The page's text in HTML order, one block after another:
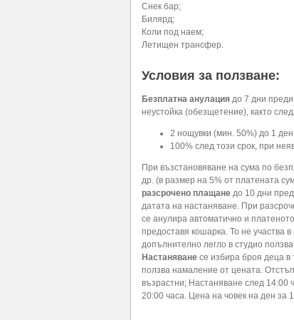
Снек бар;
Билярд;
Коли под наем;
Летищен трансфер.
Условия за ползване:
Безплатна анулация до 7 дни
неустойка (обезщетение), както
2 нощувки (мин. 50%) до 1
100% след този срок, при
При възстановяване на сума по
др. (в размер на 5% от платената
разсрочено плащане до 10 дни
датата на настаняване. При
се анулира автоматично и
предоставя кошарка. То не участва
допълнително легло в студио
Настаняване се избира броя деца в
ползва намаление от цената.
възрастни; Настаняване след 14:00
20:00 часа. Цена на човек на ден за